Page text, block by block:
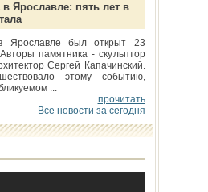
Ярославле: пять лет в
Ярославле был открыт 23
памятника - скульптор
Сергей Капачинский.
этому событию,
...
прочитать
Все новости за сегодня